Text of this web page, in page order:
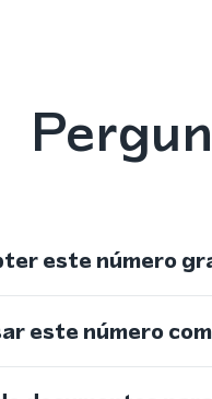
este número
este número